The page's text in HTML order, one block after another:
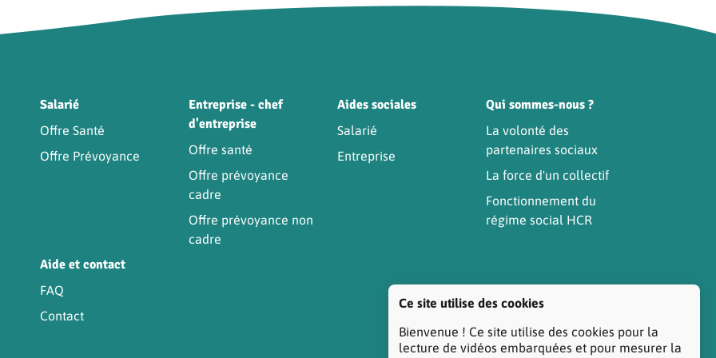
Ce site utilise des cookies
Bienvenue ! Ce site utilise des cookies pour la
lecture de vidéos embarquées et pour mesurer la
Salarié
Offre Santé
Offre Prévoyance
Entreprise - chef
d'entreprise
Offre santé
Offre prévoyance
cadre
Offre prévoyance non
cadre
Aides sociales
Salarié
Entreprise
Qui sommes-nous ?
La volonté des
partenaires sociaux
La force d'un collectif
Fonctionnement du
régime social HCR
Aide et contact
FAQ
Contact